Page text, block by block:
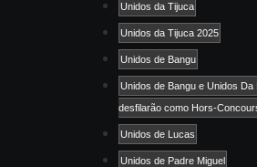
Unidos da Tijuca
Unidos da Tijuca 2025
Unidos de Bangu
Unidos de Bangu e Unidos Da
desfilarão como Hors-
Unidos de Lucas
Unidos de Padre Miguel